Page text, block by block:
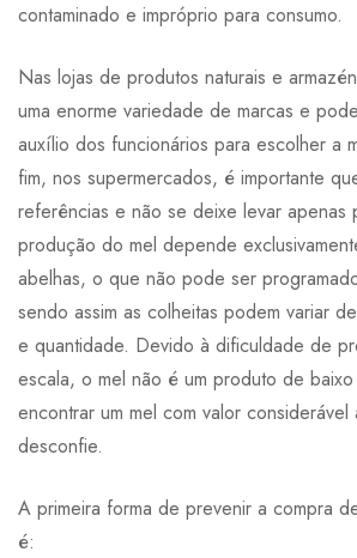
contaminado e impróprio para consumo.
Nas lojas de produtos naturais e
uma enorme variedade de marcas e
auxílio dos funcionários para escolher a
fim, nos supermercados, é importante
referências e não se deixe levar
produção do mel depende
abelhas, o que não pode ser
sendo assim as colheitas podem variar
e quantidade. Devido à dificuldade de
escala, o mel não é um produto de
encontrar um mel com valor
desconfie.
A primeira forma de prevenir a compra
é: